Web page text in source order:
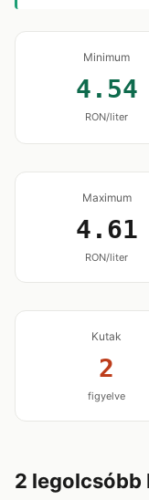
Minimum
4.54
RON/liter
Maximum
4.61
RON/liter
Kutak
2
figyelve
2 legolcsóbb